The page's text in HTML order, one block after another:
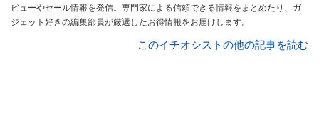
ビューやセール情報を発信。専門家による信頼できる情報をまとめたり、ガ
ジェット好きの編集部員が厳選したお得情報をお届けします。
このイチオシストの他の記事を読む